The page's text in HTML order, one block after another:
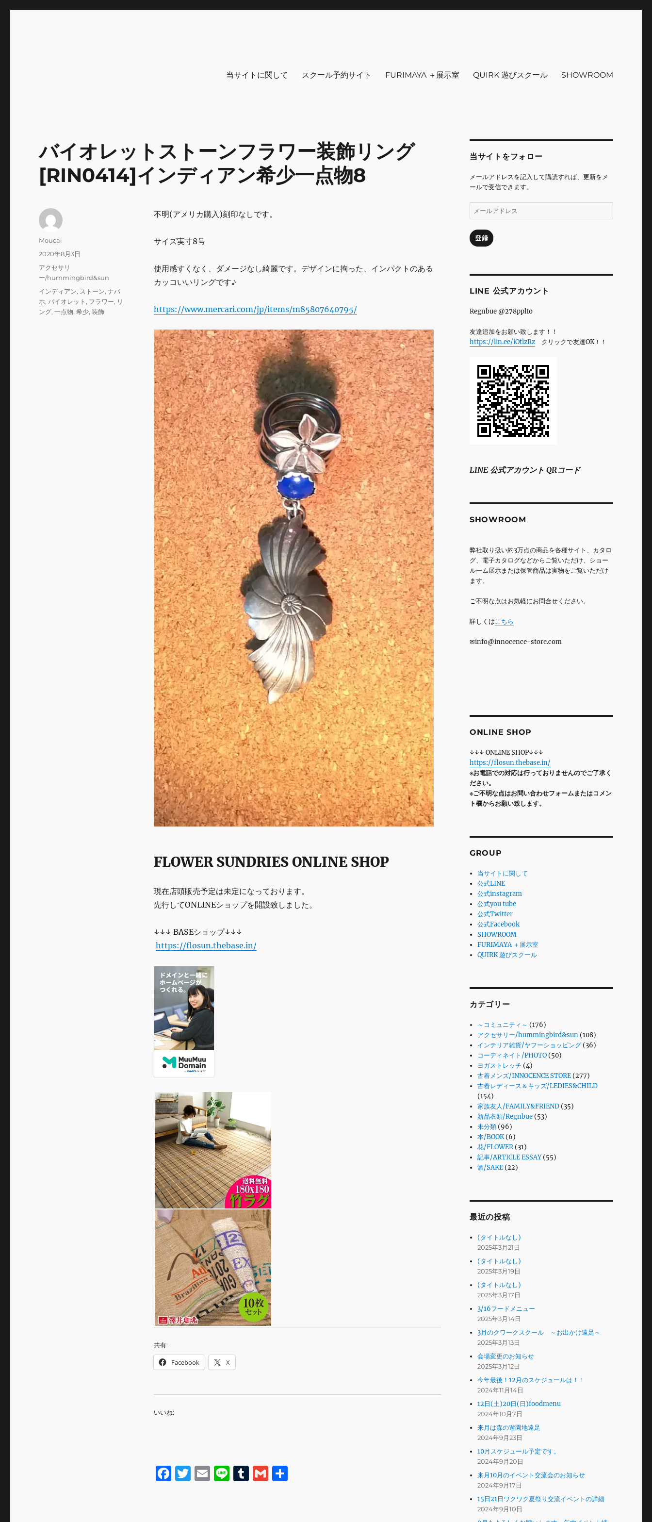
当サイトに関して スクール予約サイト FURIMAYA ＋展示室 QUIRK 遊びスクール SHOWROOM
バイオレットストーンフラワー装飾リング
[RIN0414]インディアン希少一点物8
不明(アメリカ購入)刻印なしです。
サイズ実寸8号
使用感すくなく、ダメージなし綺麗です。デザインに拘った、インパクトのある
カッコいいリングです♪
https://www.mercari.com/jp/items/m85807640795/
FLOWER SUNDRIES ONLINE SHOP
現在店頭販売予定は未定になっております。
先行してONLINEショップを開設致しました。
↓↓↓ BASEショップ↓↓↓
https://flosun.thebase.in/
共有:
Facebook X
いいね:
F T E Li T G 共
投
Moucai
投
2020年8月3日
カ
テ
ゴ
アクセサリ
ー/hummingbird&sun
タ
グ
インディアン, ストーン,ナバ
ホ, バイオレット , フラワー, リ
ング,一点物,希少,装飾
当サイトをフォロー
メールアドレスを記入して購読すれば、更新をメ
ールで受信できます。
ー
ア
ド
登録
LINE 公式アカウント
Regnbue @278pplto
友達追加をお願い致します！！
https://lin.ee/iOtlzRzクリックで友達OK！！
LINE 公式アカウント QRコード
SHOWROOM
弊社取り扱い約3万点の商品を各種サイト、カタロ
グ、電子カタログなどからご覧いただけ、ショー
ルーム展示または保管商品は実物をご覧いただけ
ます。
ご不明な点はお気軽にお問合せください。
詳しくはこちら
✉info@innocence-store.com
ONLINE SHOP
↓↓↓ ONLINE SHOP↓↓↓
https://flosun.thebase.in/
※お電話での対応は行っておりませんのでご了承く
ださい。
※ご不明な点はお問い合わせフォームまたはコメン
ト欄からお願い致します。
GROUP
当サイトに関して
公式LINE
公式instagram
公式you tube
公式Twitter
公式Facebook
SHOWROOM
FURIMAYA ＋展示室
QUIRK 遊びスクール
カテゴリー
～コミュニティ～ (176)
アクセサリー/hummingbird&sun (108)
インテリア雑貨/ヤフーショッピング (36)
コーディネイト/PHOTO (50)
ヨガストレッチ (4)
古着メンズ/INNOCENCE STORE (277)
古着レディース＆キッズ/LEDIES&CHILD
(154)
家族友人/FAMILY&FRIEND (35)
新品衣類/Regnbue (53)
未分類 (96)
本/BOOK(6)
花/FLOWER(31)
記事/ARTICLE ESSAY(55)
酒/SAKE (22)
最近の投稿
(タイトルなし)
2025年3月21日
(タイトルなし)
2025年3月19日
(タイトルなし)
2025年3月17日
3/16フードメニュー
2025年3月14日
3月のクワークスクール ～お出かけ遠足～
2025年3月13日
会場変更のお知らせ
2025年3月12日
今年最後！12月のスケジュールは！！
2024年11月14日
12日(土)20日(日)foodmenu
2024年10月7日
来月は森の遊園地遠足
2024年9月23日
10月スケジュール予定です。
2024年9月20日
来月10月のイベント交流会のお知らせ
2024年9月17日
15日21日ワクワク夏祭り交流イベントの詳細
2024年9月10日